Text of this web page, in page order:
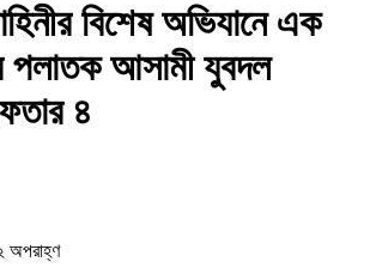
বিশেষ অভিযানে এক
পলাতক আসামী যুবদল
৪
অপরাহ্ণ